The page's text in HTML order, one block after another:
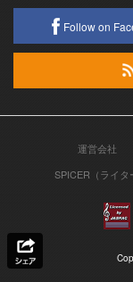
Follow on
運営会社
SPICER（ライタ